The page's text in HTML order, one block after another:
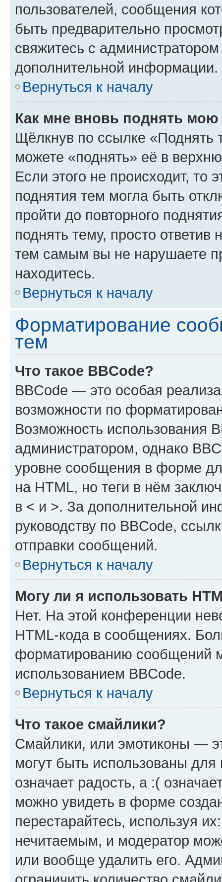
пользователей, сообщения
быть предварительно
свяжитесь с
дополнительной информации.
Вернуться к началу
Как мне вновь поднять мою
Щёлкнув по ссылке «Поднять
можете «поднять» её в
Если этого не происходит, то
поднятия тем могла быть
пройти до повторного
поднять тему, просто ответив
тем самым вы не нарушаете
находитесь.
Вернуться к началу
Форматирование
тем
Что такое BBCode?
BBCode — это особая
возможности по
Возможность использования
администратором, однако
уровне сообщения в форме
на HTML, но теги в нём
в < и >. За дополнительной
руководству по BBCode,
отправки сообщений.
Вернуться к началу
Могу ли я использовать
Нет. На этой конференции
HTML-кода в сообщениях.
форматированию сообщений
использованием BBCode.
Вернуться к началу
Что такое смайлики?
Смайлики, или эмотиконы —
могут быть использованы
означает радость, а :(
можно увидеть в форме
перестарайтесь, используя
нечитаемым, и модератор
или вообще удалить его.